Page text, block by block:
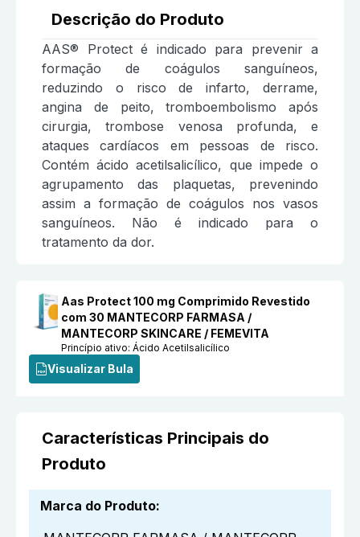
Descrição do Produto
AAS® Protect é indicado para prevenir a
formação de coágulos sanguíneos,
reduzindo o risco de infarto, derrame,
angina de peito, tromboembolismo após
cirurgia, trombose venosa profunda, e
ataques cardíacos em pessoas de risco.
Contém ácido acetilsalicílico, que impede o
agrupamento das plaquetas, prevenindo
assim a formação de coágulos nos vasos
sanguíneos. Não é indicado para o
tratamento da dor.
Aas Protect 100 mg Comprimido Revestido
com 30 MANTECORP FARMASA /
MANTECORP SKINCARE / FEMEVITA
Princípio ativo:Ácido Acetilsalicílico
Visualizar Bula
Características Principais do
Produto
Marca do Produto: